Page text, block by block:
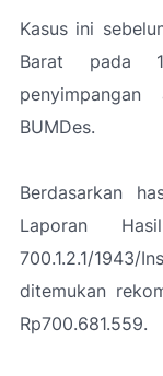
Kasus ini
Barat pada
BUMDes.
Berdasarkan
Laporan
700.1.2.1/
ditemukan
Rp700.681.559.